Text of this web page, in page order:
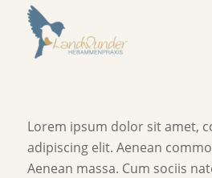
Lorem ipsum dolor sit amet,
adipiscing elit. Aenean
Aenean massa. Cum sociis